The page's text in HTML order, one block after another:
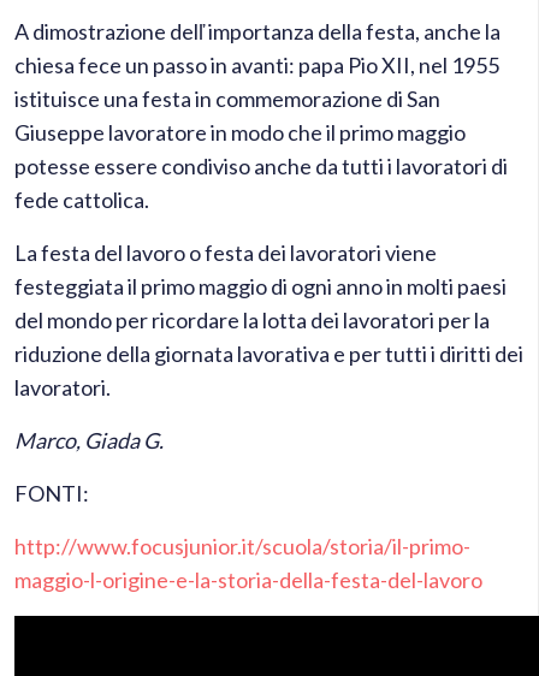
A dimostrazione delľ importanza della festa, anche la
chiesa fece un passo in avanti: papa Pio XII, nel 1955
istituisce una festa in commemorazione di San
Giuseppe lavoratore in modo che il primo maggio
potesse essere condiviso anche da tutti i lavoratori di
fede cattolica.
La festa del lavoro o festa dei lavoratori viene
festeggiata il primo maggio di ogni anno in molti paesi
del mondo per ricordare la lotta dei lavoratori per la
riduzione della giornata lavorativa e per tutti i diritti dei
lavoratori.
Marco, Giada G.
FONTI:
http://www.focusjunior.it/scuola/storia/il-primo-
maggio-l-origine-e-la-storia-della-festa-del-lavoro